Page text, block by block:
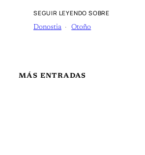
SEGUIR LEYENDO SOBRE
Donostia Otoño
MÁS ENTRADAS